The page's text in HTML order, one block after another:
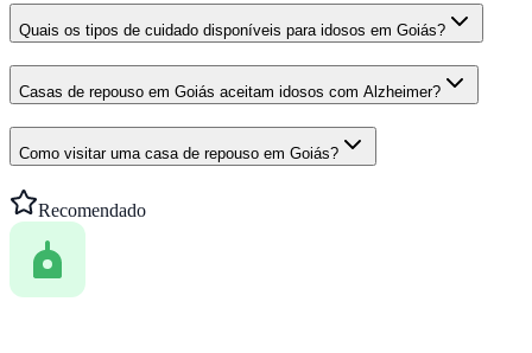
Quais os tipos de cuidado disponíveis para idosos em Goiás?
Casas de repouso em Goiás aceitam idosos com Alzheimer?
Como visitar uma casa de repouso em Goiás?
Recomendado